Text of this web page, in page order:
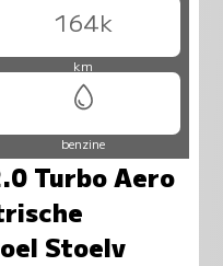
164k
km
benzine
Turbo Aero
Stoelv